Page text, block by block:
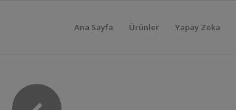
Ana Sayfa Ürünler Yapay Zeka